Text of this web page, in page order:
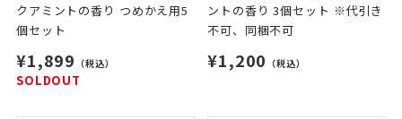
クアミントの香り つめかえ用5
個セット
¥1,899 （税込）
SOLDOUT
ントの香り 3個セット ※代引き
不可、同梱不可
¥1,200 （税込）